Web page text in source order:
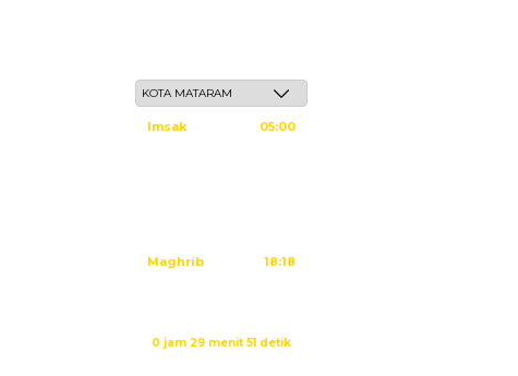
Imsak 05:00
Maghrib 18:18
0 jam 29 menit 50 detik